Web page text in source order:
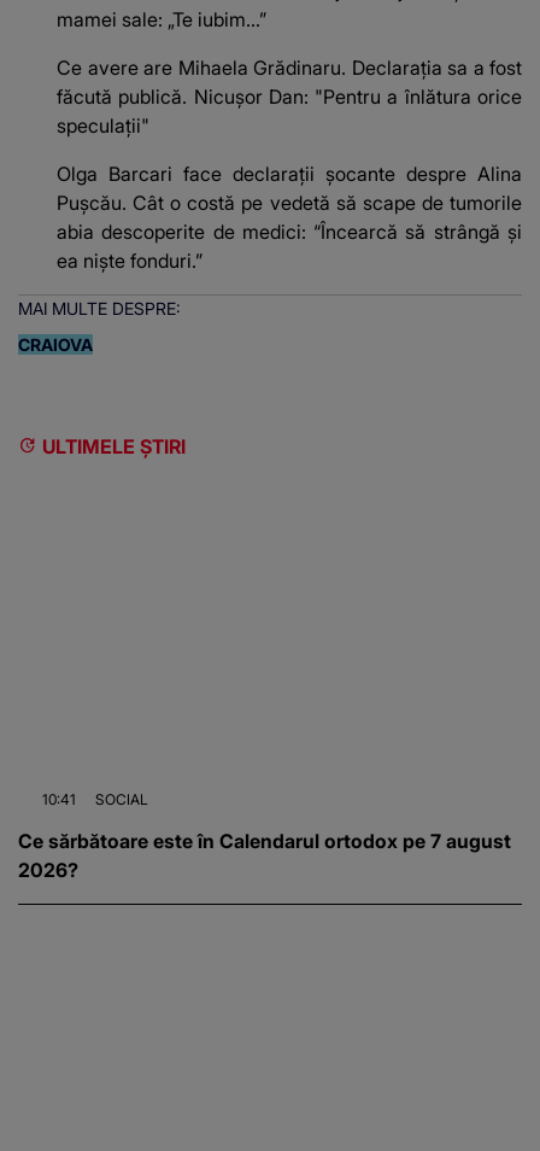
mamei sale: „Te iubim…”
Ce avere are Mihaela Grădinaru. Declarația sa a fost
făcută publică. Nicușor Dan: "Pentru a înlătura orice
speculații"
Olga Barcari face declarații șocante despre Alina
Pușcău. Cât o costă pe vedetă să scape de tumorile
abia descoperite de medici: “Încearcă să strângă și
ea niște fonduri.”
MAI MULTE DESPRE:
CRAIOVA
ULTIMELE ȘTIRI
10:41 SOCIAL
Ce sărbătoare este în Calendarul ortodox pe 7 august
2026?